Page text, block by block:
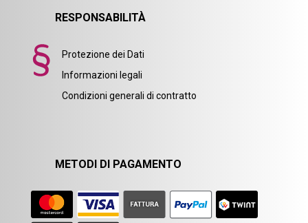
RESPONSABILITÀ
Protezione dei Dati
Informazioni legali
Condizioni generali di contratto
METODI DI PAGAMENTO